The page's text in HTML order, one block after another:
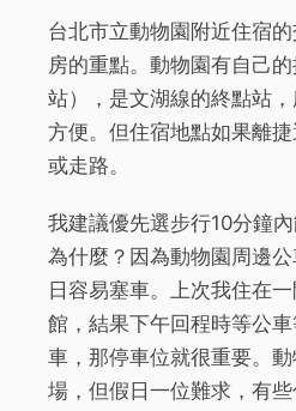
台北市立動物園附近住宿
房的重點。動物園有自己
站），是文湖線的終點站
方便。但住宿地點如果離
或走路。
我建議優先選步行10分鐘內
為什麼？因為動物園周邊
日容易塞車。上次我住在
館，結果下午回程時等公
車，那停車位就很重要。
場，但假日一位難求，有些